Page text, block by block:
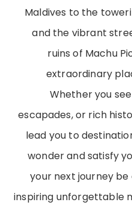
Maldives to the
and the vibrant
ruins of Machu
extraordinary
Whether you
escapades, or rich
lead you to
wonder and satisfy
your next journey
inspiring unforgettable